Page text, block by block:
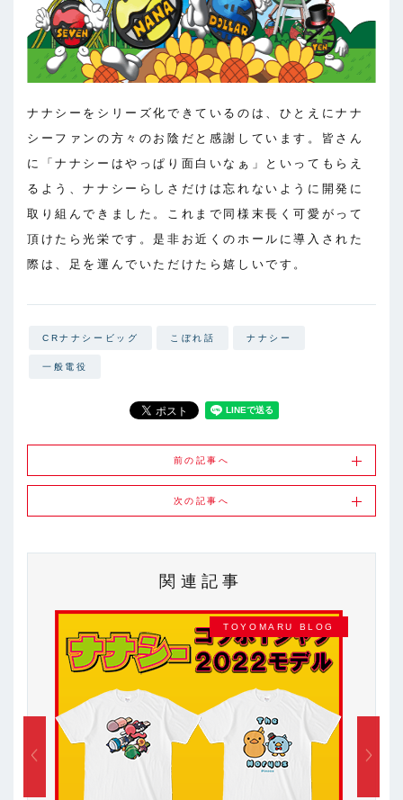
ナナシーをシリーズ化できているのは、ひとえにナナ
シーファンの方々のお陰だと感謝しています。皆さん
に「ナナシーはやっぱり面白いなぁ」といってもらえ
るよう、ナナシーらしさだけは忘れないように開発に
取り組んできました。これまで同様末長く可愛がって
頂けたら光栄です。是非お近くのホールに導入された
際は、足を運んでいただけたら嬉しいです。
CRナナシービッグ こぼれ話 ナナシー
一般電役
前の記事へ
次の記事へ
関連記事
TOYOMARU BLOG